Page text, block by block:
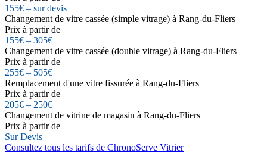
155€ – sur devis
Changement de vitre cassée (simple vitrage) à Rang-du-Fliers
Prix à partir de
155€ – 305€
Changement de vitre cassée (double vitrage) à Rang-du-Fliers
Prix à partir de
255€ – 505€
Remplacement d'une vitre fissurée à Rang-du-Fliers
Prix à partir de
205€ – 250€
Changement de vitrine de magasin à Rang-du-Fliers
Prix à partir de
Sur Devis
Consultez tous les tarifs de ChronoServe Vitrier